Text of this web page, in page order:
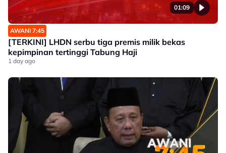
01:09
AWANI 7:45
[TERKINI] LHDN serbu tiga premis milik bekas
kepimpinan tertinggi Tabung Haji
1 day ago